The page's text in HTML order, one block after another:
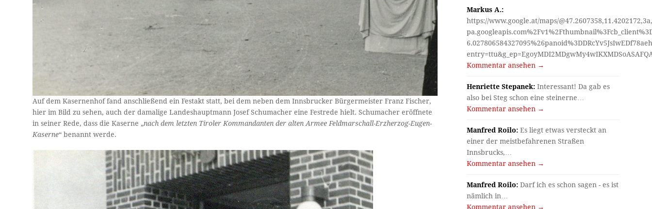
Auf dem Kasernenhof fand anschließend ein Festakt statt, bei dem neben dem Innsbrucker Bürgermeister Franz Fischer,
hier im Bild zu sehen, auch der damalige Landeshauptmann Josef Schumacher eine Festrede hielt. Schumacher eröffnete
in seiner Rede, dass die Kaserne „nach dem letzten Tiroler Kommandanten der alten Armee Feldmarschall-Erzherzog-Eugen-
Kaserne“ benannt werde.
Markus A.:
https://www.google.at/maps/
Kommentar ansehen →
Henriette Stepanek: Interessant! Da gab es
also bei Steg schon eine steinerne…
Kommentar ansehen →
Manfred Roilo: Es liegt etwas versteckt an
einer der meistbefahrenen Straßen
Innsbrucks,…
Kommentar ansehen →
Manfred Roilo: Darf ich es schon sagen - es ist
nämlich in…
Kommentar ansehen →